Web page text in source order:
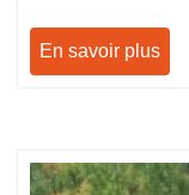
En savoir plus